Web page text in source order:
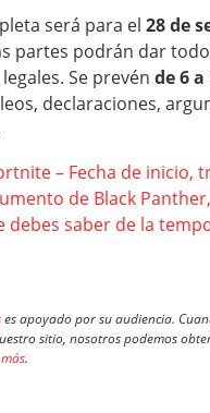
será para el 28 de
partes podrán dar
Se prevén de 6 a
declaraciones,
– Fecha de inicio,
de Black
debes saber de la
es apoyado por su audiencia.
sitio, nosotros podemos
.